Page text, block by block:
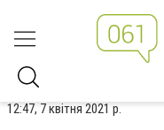
12:47, 7 квітня 2021 р.